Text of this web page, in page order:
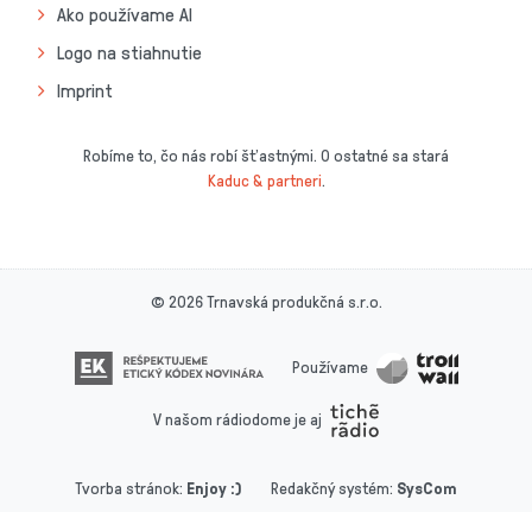
Ako používame AI
Logo na stiahnutie
Imprint
Robíme to, čo nás robí šťastnými. O ostatné sa stará
Kaduc & partneri.
© 2026 Trnavská produkčná s.r.o.
Používame
V našom rádiodome je aj
Tvorba stránok: Enjoy :) Redakčný systém: SysCom